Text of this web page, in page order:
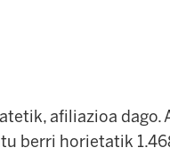
afiliazioa dago.
berri horietatik